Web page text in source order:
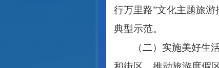
行万里路”文化主题旅
典型示范。
（二）实施美好生